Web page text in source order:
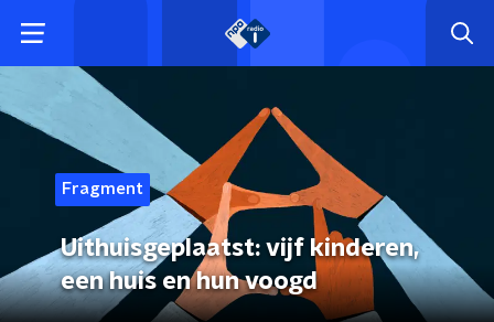
Fragment
Uithuisgeplaatst: vijf kinderen,
een huis en hun voogd